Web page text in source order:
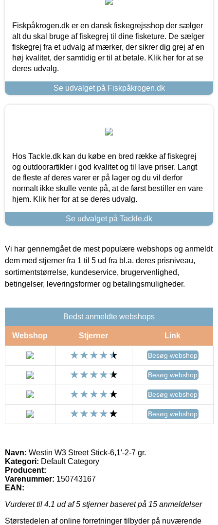
Fiskpåkrogen.dk er en dansk fiskegrejsshop der sælger
alt du skal bruge af fiskegrej til dine fisketure. De sælger
fiskegrej fra et udvalg af mærker, der sikrer dig grej af en
høj kvalitet, der samtidig er til at betale. Klik her for at se
deres udvalg.
Se udvalget på Fiskpåkrogen.dk
Hos Tackle.dk kan du købe en bred række af fiskegrej
og outdoorartikler i god kvalitet og til lave priser. Langt
de fleste af deres varer er på lager og du vil derfor
normalt ikke skulle vente på, at de først bestiller en vare
hjem. Klik her for at se deres udvalg.
Se udvalget på Tackle.dk
Vi har gennemgået de mest populære webshops og anmeldt
dem med stjerner fra 1 til 5 ud fra bl.a. deres prisniveau,
sortimentstørrelse, kundeservice, brugervenlighed,
betingelser, leveringsformer og betalingsmuligheder.
Bedst anmeldte webshops
Webshop Stjerner Link
Besøg webshop
Besøg webshop
Besøg webshop
Besøg webshop
Navn: Westin W3 Street Stick-6,1′-2-7 gr.
Kategori: Default Category
Producent:
Varenummer: 150743167
EAN:
Vurderet til 4.1 ud af 5 stjerner baseret på 15 anmeldelser
Størstedelen af online forretninger tilbyder på nuværende